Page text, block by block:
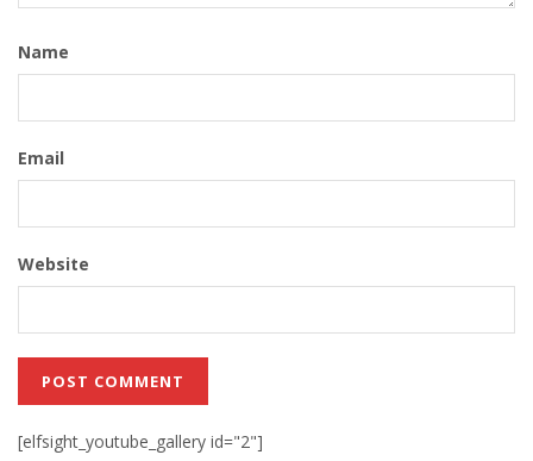
Name
Email
Website
[elfsight_youtube_gallery id="2"]